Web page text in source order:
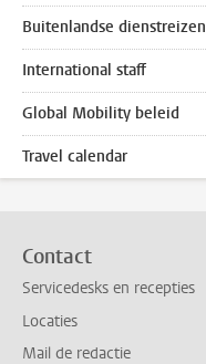
Buitenlandse dienstreizen
International staff
Global Mobility beleid
Travel calendar
Contact
Servicedesks en recepties
Locaties
Mail de redactie